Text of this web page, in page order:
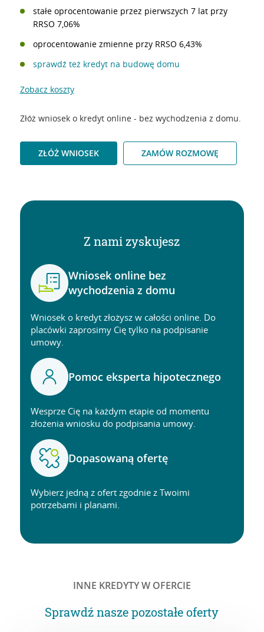
stałe oprocentowanie przez pierwszych 7 lat przy
RRSO 7,06%
oprocentowanie zmienne przy RRSO 6,43%
sprawdź też kredyt na budowę domu
Zobacz koszty
Złóż wniosek o kredyt online - bez wychodzenia z domu.
ZŁÓŻ WNIOSEK ZAMÓW ROZMOWĘ
Z nami zyskujesz
Wniosek online bez
wychodzenia z domu
Wniosek o kredyt złożysz w całości online. Do
placówki zaprosimy Cię tylko na podpisanie
umowy.
Pomoc eksperta hipotecznego
Wesprze Cię na każdym etapie od momentu
złożenia wniosku do podpisania umowy.
Dopasowaną ofertę
Wybierz jedną z ofert zgodnie z Twoimi
potrzebami i planami.
INNE KREDYTY W OFERCIE
Sprawdź nasze pozostałe oferty